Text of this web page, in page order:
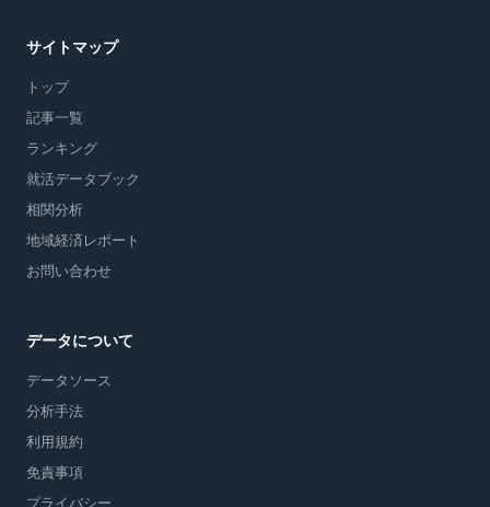
サイトマップ
トップ
記事一覧
ランキング
就活データブック
相関分析
地域経済レポート
お問い合わせ
データについて
データソース
分析手法
利用規約
免責事項
プライバシー